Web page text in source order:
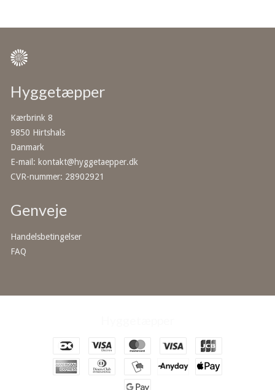
Hyggetæpper
Kærbrink 8
9850 Hirtshals
Danmark
E-mail : kontakt@hyggetaepper.dk
CVR-nummer: 28902921
Genveje
Handelsbetingelser
FAQ